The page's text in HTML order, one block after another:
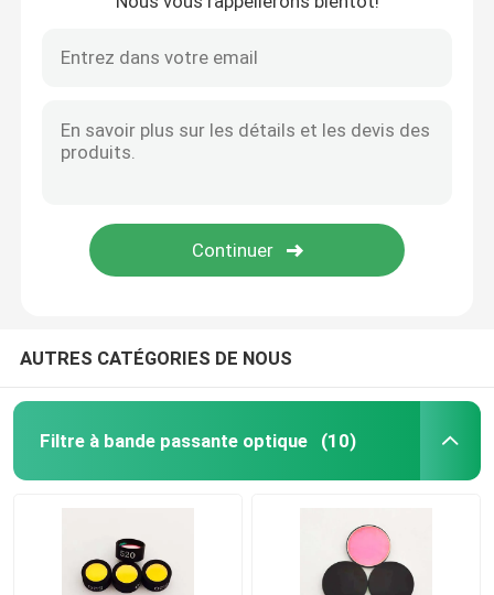
A propos de nous
Visite d'usine
Contact
Filtre à bande passante à fluorescence
Filtre à bande passante IR
AUTRES CATÉGORIES DE NOUS
Filtre à bande passante optique (10)